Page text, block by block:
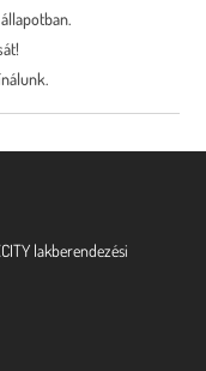
lakberendezési